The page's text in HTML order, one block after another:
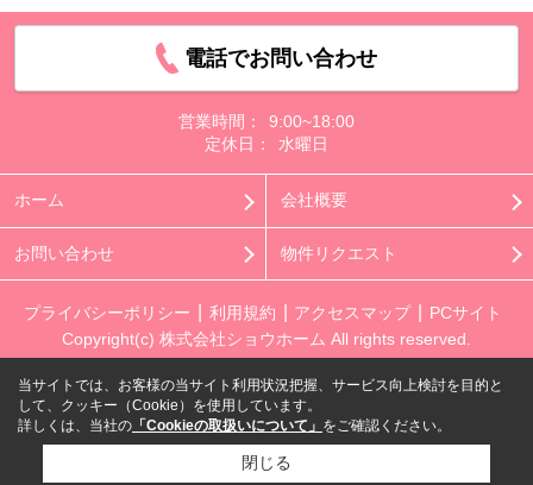
電話でお問い合わせ
営業時間：
9:00~18:00
定休日：
水曜日
ホーム 会社概要
お問い合わせ 物件リクエスト
プライバシーポリシー 利用規約 アクセスマップ
PCサイト
Copyright(c) 株式会社ショウホーム All rights reserved.
当サイトでは、お客様の当サイト利用状況把握、サービス向上検討を目的と
して、クッキー（Cookie）を使用しています。
詳しくは、当社の 「Cookieの取扱いについて」 をご確認ください。
閉じる